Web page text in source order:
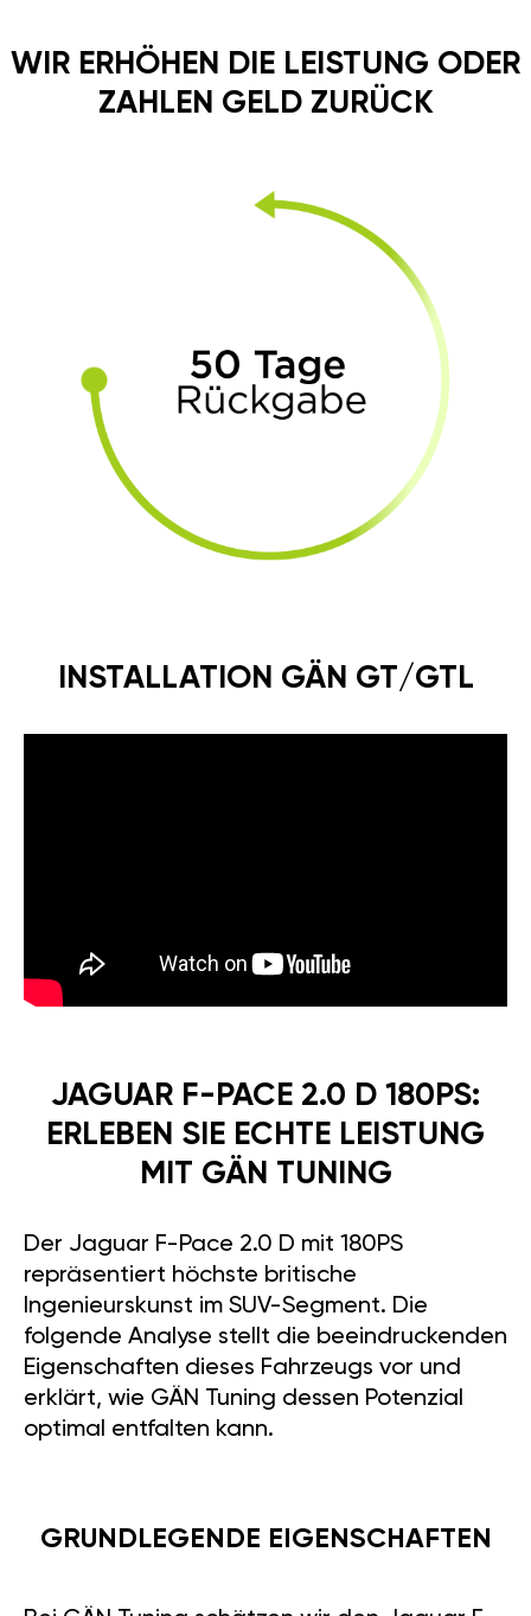
WIR ERHÖHEN DIE LEISTUNG ODER
ZAHLEN GELD ZURÜCK
INSTALLATION GÄN GT/GTL
JAGUAR F-PACE 2.0 D 180PS:
ERLEBEN SIE ECHTE LEISTUNG
MIT GÄN TUNING
Der Jaguar F-Pace 2.0 D mit 180PS
repräsentiert höchste britische
Ingenieurskunst im SUV-Segment. Die
folgende Analyse stellt die beeindruckenden
Eigenschaften dieses Fahrzeugs vor und
erklärt, wie GÄN Tuning dessen Potenzial
optimal entfalten kann.
GRUNDLEGENDE EIGENSCHAFTEN